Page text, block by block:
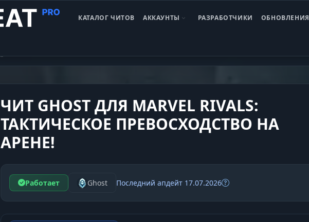
КАТАЛОГ ЧИТОВ АККАУНТЫ РАЗРАБОТЧИКИ ОБНОВЛЕНИЯ
Читы Marvel Rivals Чит Marvel Rivals Ghost
ЧИТ GHOST ДЛЯ MARVEL RIVALS:
ТАКТИЧЕСКОЕ ПРЕВОСХОДСТВО НА
АРЕНЕ!
Работает Ghost Последний апдейт 17.07.2026